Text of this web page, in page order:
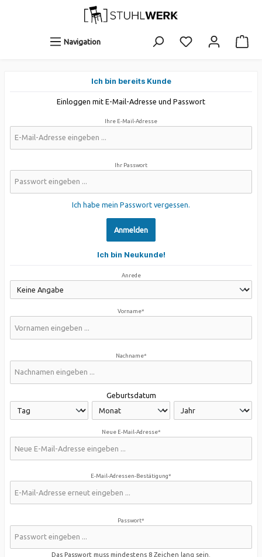
Navigation
Ich bin bereits Kunde
Einloggen mit E-Mail-Adresse und Passwort
Ihre E-Mail-Adresse
Ihr Passwort
Ich habe mein Passwort vergessen.
Anmelden
Ich bin Neukunde!
Anrede
Vorname*
Nachname*
Geburtsdatum
Neue E-Mail-Adresse*
E-Mail-Adressen-Bestätigung*
Passwort*
Das Passwort muss mindestens 8 Zeichen lang sein.